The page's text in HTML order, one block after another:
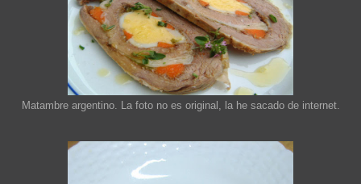
Matambre argentino. La foto no es original, la he sacado de internet.